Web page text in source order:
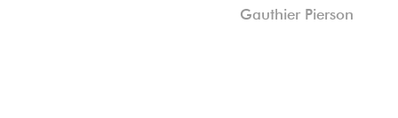
Gauthier Pierson